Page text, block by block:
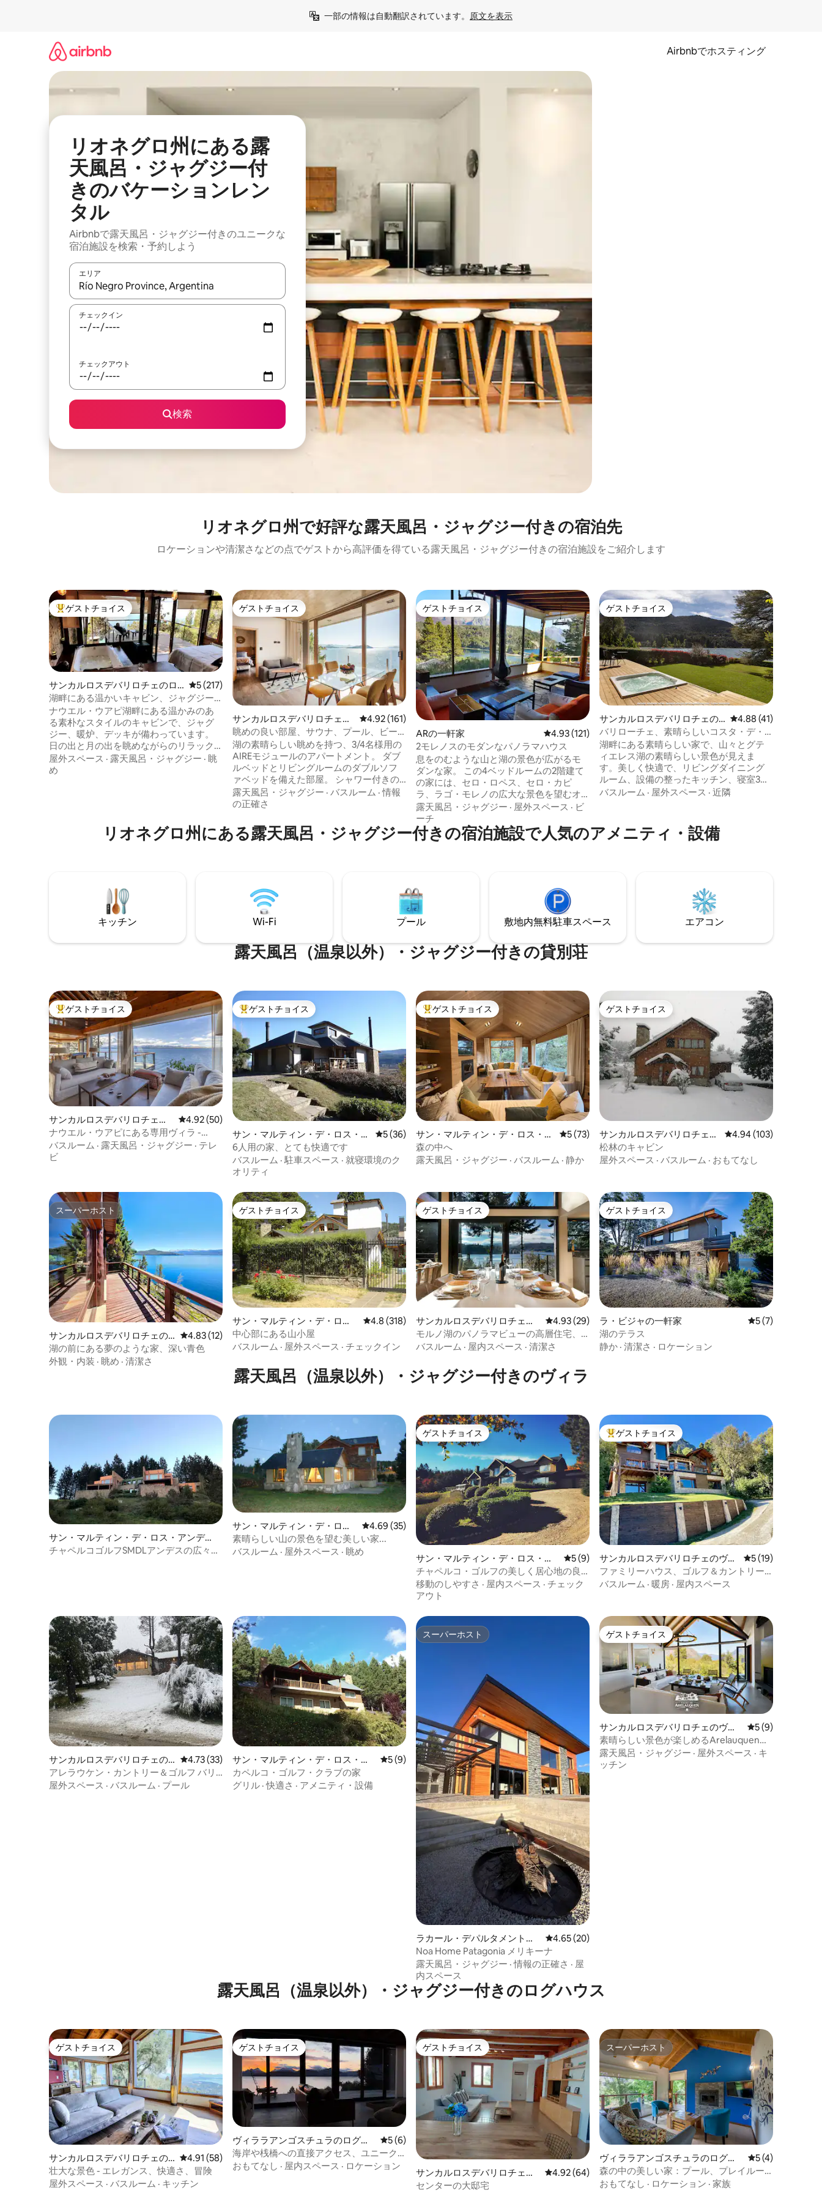
一部の情報は自動翻訳されています。 原文を表示
Airbnbでホスティング
リオネグロ州にある露
天風呂・ジャグジー付
きのバケーションレン
タル
Airbnbで露天風呂・ジャグジー付きのユニークな
宿泊施設を検索・予約しよう
エリア
検索結果が表示されたら、上下の矢印キーを使って移動するか、画面をタッチまたはスワイプして検索結果を確認することができます。
チェックイン
チェックアウト
検索
リオネグロ州で好評な露天風呂・ジャグジー付きの宿泊先
ロケーションや清潔さなどの点でゲストから高評価を得ている露天風呂・ジャグジー付きの宿泊施設をご紹介します
大好評のゲストチョイスです。
ゲストチョイス
サンカルロスデバリロチェのロ
グハウス
レビュー217件、5つ星中5つ星の平均評価
5 (217)
湖畔にある温かいキャビン、ジャグジー
付き
ナウエル・ウアピ湖畔にある温かみのあ
る素朴なスタイルのキャビンで、ジャグ
ジー、暖炉、デッキが備わっています。
日の出と月の出を眺めながらのリラック
スとロマンスのために作られたスタジオ
アパートメントです。スマートテレビと
にノートパソコンを保護するための金
庫。フルバスルーム。プール、卓球。ビ
屋外スペース · 露天風呂・ジャグジー · 眺
め
ゲストチョイス
ゲストチョイス
サンカルロスデバリロチェの
マンション・アパート
レビュー161件、5つ星中4.92つ星の平均評価
4.92 (161)
眺めの良い部屋、サウナ、プール、ビー
チ付き
湖の素晴らしい眺めを持つ、3/4名様用の
AIREモジュールのアパートメント。 ダブ
ルベッドとリビングルームのダブルソフ
ァベッドを備えた部屋。 シャワー付きの
バスルーム。 電気コンロと電気オーブ
ン、冷凍庫付き冷蔵庫、電子レンジ、食
付きテラス。 スマートテレビ-180 MBの
Wi-Fi。 温水プール、ジャグジー、サンル
露天風呂・ジャグジー · バスルーム ·情報
の正確さ
ゲストチョイス
ゲストチョイス
ARの一軒家 レビュー121件、5つ星中4.93つ星の平均評価
4.93 (121)
2モレノスのモダンなパノラマハウス
息をのむような山と湖の景色が広がるモ
ダンな家。 この4ベッドルームの2階建て
の家には、セロ・ロペス、セロ・カピ
ラ、ラゴ・モレノの広大な景色を望むオ
ープンリビングとダイニングルームがあ
ります。 ラゴ・モレノの前の柔らかい岬
にあり、バリローチェで最も風光明媚な
ルートであるシルキト・チコから150メー
むのに最適です。 ワインセラーを含む設
備が揃っています。
露天風呂・ジャグジー · 屋外スペース · ビ
ーチ
ゲストチョイス
ゲストチョイス
サンカルロスデバリロチェの
一軒家
レビュー41件、5つ
4.88 (41)
バリローチェ、素晴らしいコスタ・デ・
ラゴ、素晴らしい眺め
湖畔にある素晴らしい家で、山々とグテ
ィエレス湖の素晴らしい景色が見えま
す。美しく快適で、リビングダイニング
ルーム、設備の整ったキッチン、寝室3
室、書斎、フルバスルーム2室、トイレ、
ャグジーをご利用いただけます。 最大6名
様まで。2つの寝室にはダブルベッドが1
バスルーム · 屋外スペース · 近隣
リオネグロ州にある露天風呂・ジャグジー付きの宿泊施設で人気のアメニティ・設備
キッチン Wi-Fi プール 敷地内無料駐⁠車ス⁠ペ⁠ー⁠ス エアコン
露天風呂（温泉以外）・ジャグジー付きの貸別荘
大好評のゲストチョイスです。
ゲストチョイス
サンカルロスデバリロチェの
一軒家
レビュー50件、5つ星中4.92つ星の平均評価
4.92 (50)
ナウエル・ウアピにある専用ヴィラ -
Huapi48
バスルーム · 露天風呂・ジャグジー · テレ
ビ
大好評のゲストチョイスです。
ゲストチョイス
サン・マルティン・デ・ロス・ア
ンデスの一軒家
レビュー36件、5つ星中5つ星の平均評価
5 (36)
6人用の家、とても快適です
バスルーム ·駐車スペース · 就寝環境のク
オリティ
大好評のゲストチョイスです。
ゲストチョイス
サン・マルティン・デ・ロス・ア
ンデスの一軒家
レビュー73件、5つ星中5つ星の平均評価
5 (73)
森の中へ
露天風呂・ジャグジー · バスルーム · 静か
ゲストチョイス
ゲストチョイス
サンカルロスデバリロチェの
一軒家
レビュー103件、5つ
4.94 (103)
松林のキャビン
屋外スペース · バスルーム · おもてなし
スーパーホスト
スーパーホスト
サンカルロスデバリロチェの
一軒家
レビュー12件、5つ星中4.83つ星の平均評価
4.83 (12)
湖の前にある夢のような家、深い青色
外観・内装 · 眺め · 清潔さ
ゲストチョイス
ゲストチョイス
サン・マルティン・デ・ロ
ス・アンデスの一軒家
レビュー318件、5つ星中4.8つ星の平均評価
4.8 (318)
中心部にある山小屋
バスルーム · 屋外スペース · チェックイン
ゲストチョイス
ゲストチョイス
サンカルロスデバリロチェの
一軒家
レビュー29件、5つ星中4.93つ星の平均評価
4.93 (29)
モルノ湖のパノラマビューの高層住宅、
モダン
バスルーム · 屋内スペース · 清潔さ
ゲストチョイス
ゲストチョイス
ラ・ビジャの一軒家 レビュー7件、5
5 (7)
湖のテラス
静か · 清潔さ · ロケーション
露天風呂（温泉以外）・ジャグジー付きのヴィラ
サン・マルティン・デ・ロス・アンデス
のヴィラ
チャペルコゴルフSMDLアンデスの広々と
サン・マルティン・デ・ロ
ス・アンデスのヴィラ
レビュー35件、5つ星中4.69つ星の平均評価
4.69 (35)
素晴らしい山の景色を望む美しい家...
バスルーム · 屋外スペース · 眺め
ゲストチョイス
ゲストチョイス
サン・マルティン・デ・ロス・ア
ンデスのヴィラ
レビュー9件、5つ星中5つ星の平均評価
5 (9)
チャペルコ・ゴルフの美しく居心地の良
いファミリーハウス
移動のしやすさ · 屋内スペース · チェック
アウト
大好評のゲストチョイスです。
ゲストチョイス
サンカルロスデバリロチェのヴィ
ラ
レビュー19件、5
5 (19)
ファミリーハウス、ゴルフ＆カントリー
クラブ
バスルーム · 暖房 · 屋内スペース
サンカルロスデバリロチェの
ヴィラ
レビュー33件、5つ星中4.73つ星の平均評価
4.73 (33)
アレラウケン・カントリー＆ゴルフ バリ
ローチェ コンフォートスタイル
屋外スペース · バスルーム · プール
サン・マルティン・デ・ロス・ア
ンデスのヴィラ
レビュー9件、5つ星中5つ星の平均評価
5 (9)
カペルコ・ゴルフ・クラブの家
グリル ·快適さ · アメニティ・設備
スーパーホスト
スーパーホスト
ラカール・デパルタメントの
ヴィラ
レビュー20件、5つ星中4.65つ星の平均評価
4.65 (20)
Noa Home Patagonia メリキーナ
露天風呂・ジャグジー ·情報の正確さ · 屋
内スペース
ゲストチョイス
ゲストチョイス
サンカルロスデバリロチェのヴィ
ラ
レビュー9件、5
5 (9)
素晴らしい景色が楽しめるArelauquen、
大聖堂の近く
露天風呂・ジャグジー · 屋外スペース · キ
ッチン
露天風呂（温泉以外）・ジャグジー付きのログハウス
ゲストチョイス
ゲストチョイス
サンカルロスデバリロチェの
ログハウス
レビュー58件、5つ星中4.91つ星の平均評価
4.91 (58)
壮大な景色 - エレガンス、快適さ、冒険
屋外スペース · バスルーム · キッチン
ゲストチョイス
ゲストチョイス
ヴィララアンゴスチュラのログハ
ウス
レビュー6件、5つ星中5つ星の平均評価
5 (6)
海岸や桟橋への直接アクセス、ユニーク
な景色。
おもてなし · 屋内スペース · ロケーション
ゲストチョイス
ゲストチョイス
サンカルロスデバリロチェの
ログハウス
レビュー64件、5つ星中4.92つ星の平均評価
4.92 (64)
センターの大邸宅
スーパーホスト
スーパーホスト
ヴィララアンゴスチュラのログハ
ウス
レビュー4件、5
5 (4)
森の中の美しい家：プール、プレイルー
ム
おもてなし · ロケーション · 家族